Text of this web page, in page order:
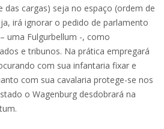
das cargas) seja no espaço (ordem de
irá ignorar o pedido de parlamento
uma Fulgurbellum -, como
e tribunos. Na prática empregará
com sua infantaria fixar e
com sua cavalaria protege-se nos
o Wagenburg desdobrará na